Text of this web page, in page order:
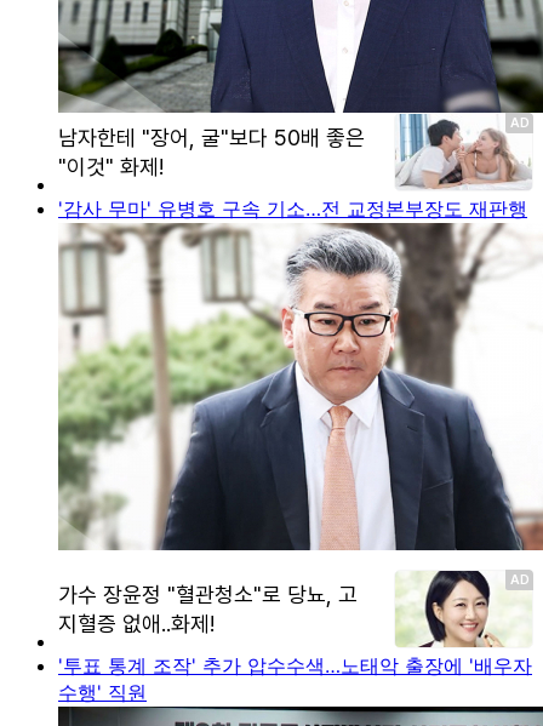
'감사 무마' 유병호 구속 기소…전 교정본부장도 재판행
'투표 통계 조작' 추가 압수수색…노태악 출장에 '배우자
수행' 직원